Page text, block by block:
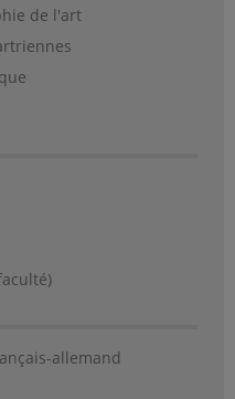
de l'art
allemand